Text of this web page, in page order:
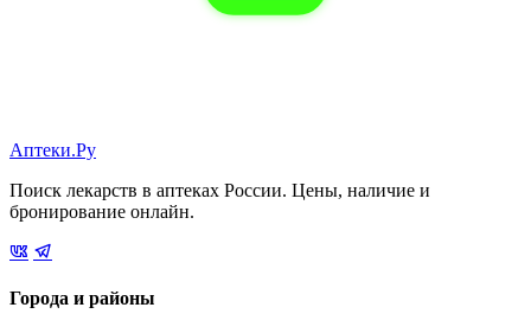
Аптеки.Ру
Поиск лекарств в аптеках России. Цены, наличие и
бронирование онлайн.
Города и районы